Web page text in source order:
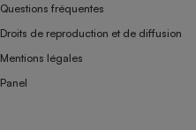
Questions fréquentes
Droits de reproduction et de diffusion
Mentions légales
Panel